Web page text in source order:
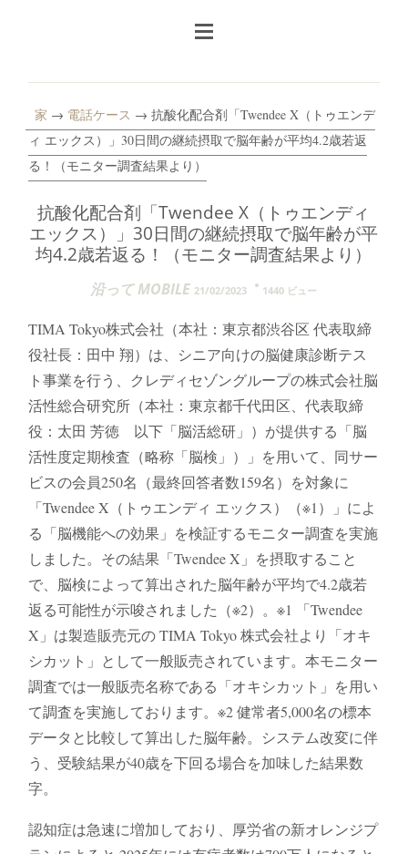
家 → 電話ケース → 抗酸化配合剤「Twendee X（トゥエンデ
ィ エックス）」30日間の継続摂取で脳年齢が平均4.2歳若返
る！（モニター調査結果より）
抗酸化配合剤「Twendee X（トゥエンディ
エックス）」30日間の継続摂取で脳年齢が平
均4.2歳若返る！（モニター調査結果より）
沿って MOBILE 21/02/2023 1440 ビュー
TIMA Tokyo株式会社（本社：東京都渋谷区 代表取締
役社長：田中 翔）は、シニア向けの脳健康診断テス
ト事業を行う、クレディセゾングループの株式会社脳
活性総合研究所（本社：東京都千代田区、代表取締
役：太田 芳徳 以下「脳活総研」）が提供する「脳
活性度定期検査（略称「脳検」）」を用いて、同サー
ビスの会員250名（最終回答者数159名）を対象に
「Twendee X（トゥエンディ エックス）（※1）」によ
る「脳機能への効果」を検証するモニター調査を実施
しました。その結果「Twendee X」を摂取すること
で、脳検によって算出された脳年齢が平均で4.2歳若
返る可能性が示唆されました（※2）。※1 「Twendee
X」は製造販売元の TIMA Tokyo 株式会社より「オキ
シカット」として一般販売されています。本モニター
調査では一般販売名称である「オキシカット」を用い
て調査を実施しております。※2 健常者5,000名の標本
データと⽐較して算出した脳年齢。システム改変に伴
う、受験結果が40歳を下回る場合を加味した結果数
字。
認知症は急速に増加しており、厚労省の新オレンジプ